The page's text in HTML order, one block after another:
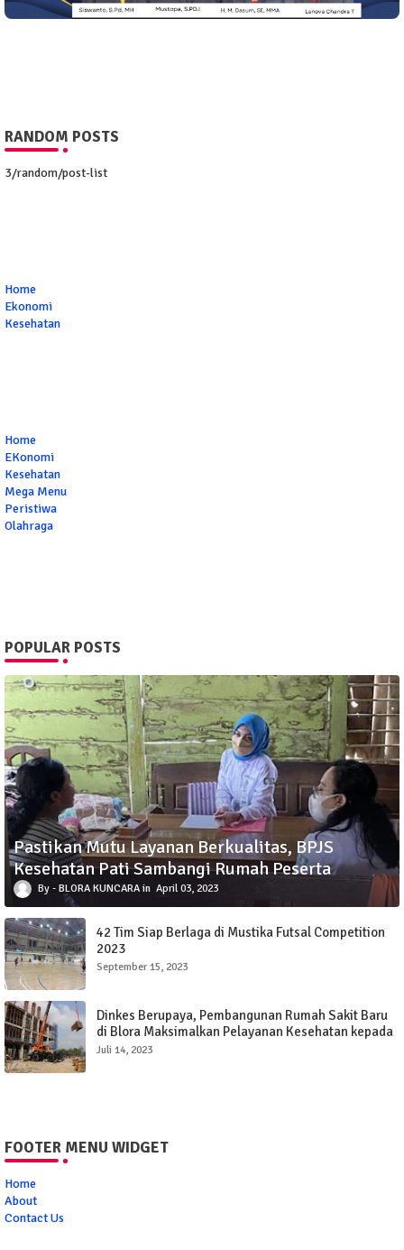
RANDOM POSTS
3/random/post-list
Home
Ekonomi
Kesehatan
Home
EKonomi
Kesehatan
Mega Menu
Peristiwa
Olahraga
POPULAR POSTS
Pastikan Mutu Layanan Berkualitas, BPJS
Kesehatan Pati Sambangi Rumah Peserta
BLORA KUNCARA April 03, 2023
42 Tim Siap Berlaga di Mustika Futsal Competition
2023
September 15, 2023
Dinkes Berupaya, Pembangunan Rumah Sakit Baru
di Blora Maksimalkan Pelayanan Kesehatan kepada
Masyarakat
Juli 14, 2023
FOOTER MENU WIDGET
Home
About
Contact Us